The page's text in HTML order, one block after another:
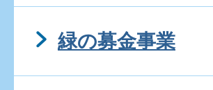
緑の募金事業